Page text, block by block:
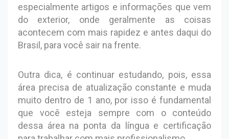
especialmente artigos e informações que vem
do exterior, onde geralmente as coisas
acontecem com mais rapidez e antes daqui do
Brasil, para você sair na frente.
Outra dica, é continuar estudando, pois, essa
área precisa de atualização constante e muda
muito dentro de 1 ano, por isso é fundamental
que você esteja sempre com o conteúdo
dessa área na ponta da língua e certificação